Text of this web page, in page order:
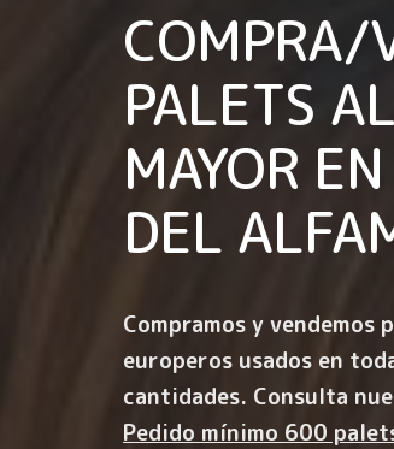
COMPRA/
PALETS
MAYOR EN
DEL
Compramos y vendemos
europeros usados en
cantidades. Consulta
Pedido mínimo 600